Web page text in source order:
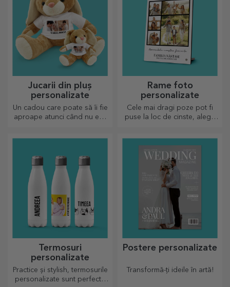
Jucarii din pluș
personalizate
Un cadou care poate să îi fie
aproape atunci când nu ești
Rame foto
personalizate
Cele mai dragi poze pot fi
puse la loc de cinste, alege
Termosuri
personalizate
Practice și stylish, termosurile
personalizate sunt perfecte
Postere personalizate
Transformă-ți ideile în artă!